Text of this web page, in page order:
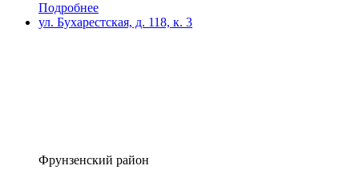
Подробнее
ул. Бухарестская, д. 118, к. 3
Фрунзенский район